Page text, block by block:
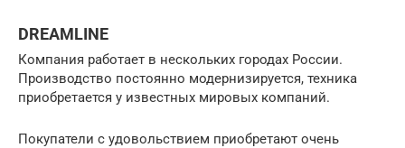
DREAMLINE
Компания работает в нескольких городах России.
Производство постоянно модернизируется, техника
приобретается у известных мировых компаний.
Покупатели с удовольствием приобретают очень